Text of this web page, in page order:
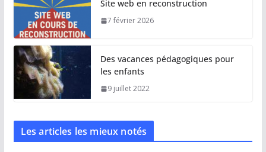
Site web en reconstruction
7 février 2026
Des vacances pédagogiques pour
les enfants
9 juillet 2022
Les articles les mieux notés